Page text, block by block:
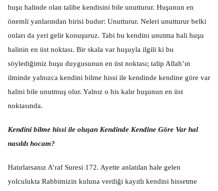
huşu halinde olan talibe kendisini bile unutturur. Huşunun en
önemli yanlarından birisi budur: Unutturur. Neleri unutturur belki
onları da yeri gelir konuşuruz. Tabi bu kendini unutma hali huşu
halinin en üst noktası. Bir skala var huşuyla ilgili ki bu
söylediğimiz huşu duygusunun en üst noktası; talip Allah’ın
ilminde yalnızca kendini bilme hissi ile kendinde kendine göre var
halini bile unutmuş olur. Yalnız o his kalır huşunun en üst
noktasında.
Kendini bilme hissi ile oluşan Kendinde Kendine Göre Var hal
nasıldı hocam?
Hatırlarsanız A’raf Suresi 172. Ayette anlatılan hale gelen
yolculukta Rabbimizin kuluna verdiği kayıtlı kendini hissetme